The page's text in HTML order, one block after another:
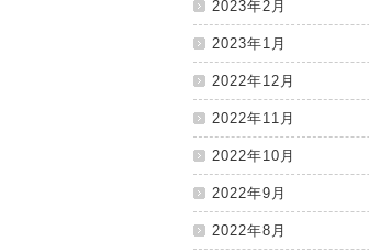
2023年2月
2023年1月
2022年12月
2022年11月
2022年10月
2022年9月
2022年8月